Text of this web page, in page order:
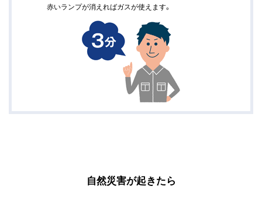
赤いランプが消えればガスが使えます。
自然災害が起きたら